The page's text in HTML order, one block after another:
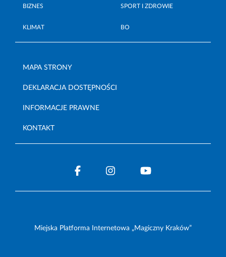
BIZNES SPORT I ZDROWIE
KLIMAT BO
MAPA STRONY
DEKLARACJA DOSTĘPNOŚCI
INFORMACJE PRAWNE
KONTAKT
Miejska Platforma Internetowa „Magiczny Kraków”